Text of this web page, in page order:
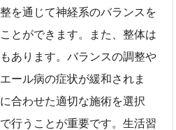
を通じて神経系のバランスを
とができます。また、整体は
あります。バランスの調整や
ール病の症状が緩和されま
合わせた適切な施術を選択
行うことが重要です。生活習